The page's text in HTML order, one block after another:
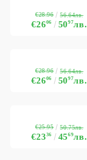
€2606 5097лв.
€28.96 56.64лв.
€2606 5097лв.
€28.96 56.64лв.
€2336 4569лв.
€25.95 50.75лв.